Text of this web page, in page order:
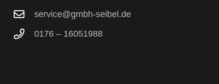
service@gmbh-seibel.de
0176 – 16051988